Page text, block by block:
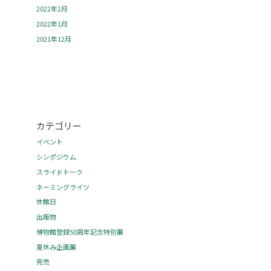
2022年2月
2022年1月
2021年12月
カテゴリー
イベント
シンポジウム
スライドトーク
ネーミングライツ
休館日
出版物
博物館登録50周年記念特別展
夏休み企画展
完売